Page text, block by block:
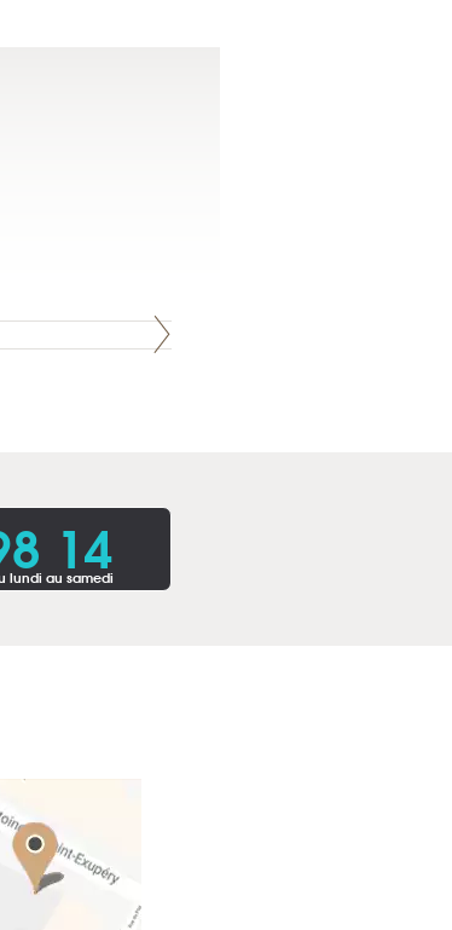
14
lundi au samedi